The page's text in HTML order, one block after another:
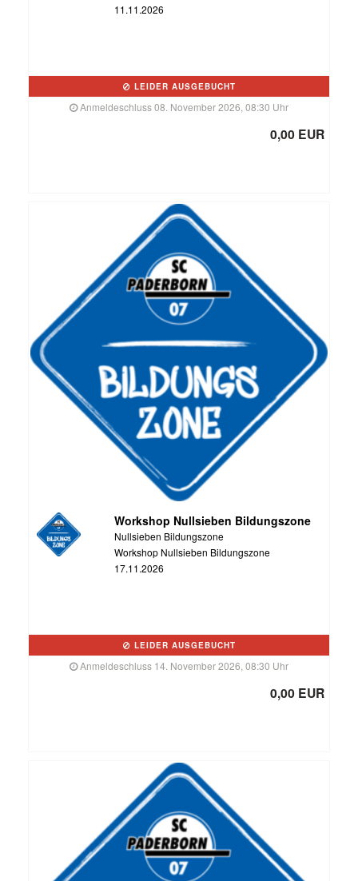
11.11.2026
LEIDER AUSGEBUCHT
Anmeldeschluss 08. November 2026, 08:30 Uhr
0,00 EUR
Workshop Nullsieben Bildungszone
Nullsieben Bildungszone
Workshop Nullsieben Bildungszone
17.11.2026
LEIDER AUSGEBUCHT
Anmeldeschluss 14. November 2026, 08:30 Uhr
0,00 EUR